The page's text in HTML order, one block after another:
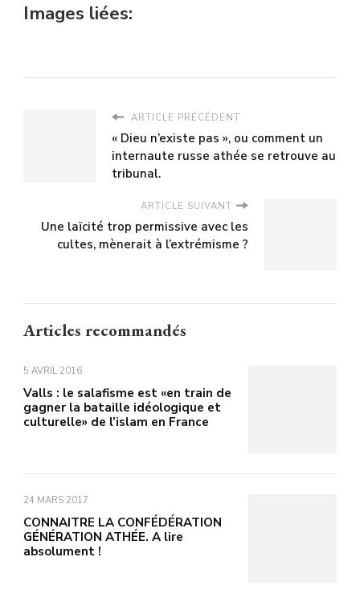
Images liées:
ARTICLE PRÉCÉDENT
« Dieu n’existe pas », ou comment un
internaute russe athée se retrouve au
tribunal.
ARTICLE SUIVANT
Une laïcité trop permissive avec les
cultes, mènerait à l’extrémisme ?
Articles recommandés
5 AVRIL 2016
Valls : le salafisme est «en train de
gagner la bataille idéologique et
culturelle» de l’islam en France
24 MARS 2017
CONNAITRE LA CONFÉDÉRATION
GÉNÉRATION ATHÉE. A lire
absolument !